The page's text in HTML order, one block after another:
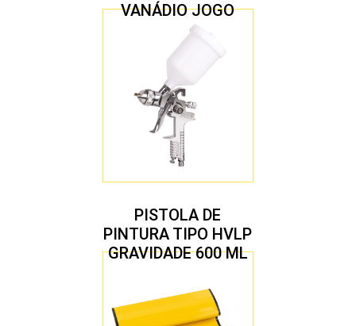
VANÁDIO JOGO
COM 10 PEÇAS
PISTOLA DE
PINTURA TIPO HVLP
GRAVIDADE 600 ML
1,7 MM